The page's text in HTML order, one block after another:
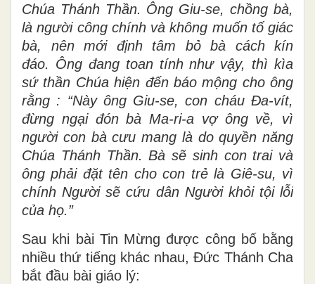
Chúa Thánh Thần. Ông Giu-se, chồng bà,
là người công chính và không muốn tố giác
bà, nên mới định tâm bỏ bà cách kín
đáo. Ông đang toan tính như vậy, thì kìa
sứ thần Chúa hiện đến báo mộng cho ông
rằng : “Này ông Giu-se, con cháu Đa-vít,
đừng ngại đón bà Ma-ri-a vợ ông về, vì
người con bà cưu mang là do quyền năng
Chúa Thánh Thần. Bà sẽ sinh con trai và
ông phải đặt tên cho con trẻ là Giê-su, vì
chính Người sẽ cứu dân Người khỏi tội lỗi
của họ.”
Sau khi bài Tin Mừng được công bố bằng
nhiều thứ tiếng khác nhau, Đức Thánh Cha
bắt đầu bài giáo lý: